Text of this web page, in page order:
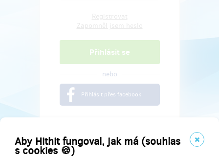
Aby Hithit fungoval, jak má (souhlas
s cookies 🍪)
nebo
Přihlásit přes facebook